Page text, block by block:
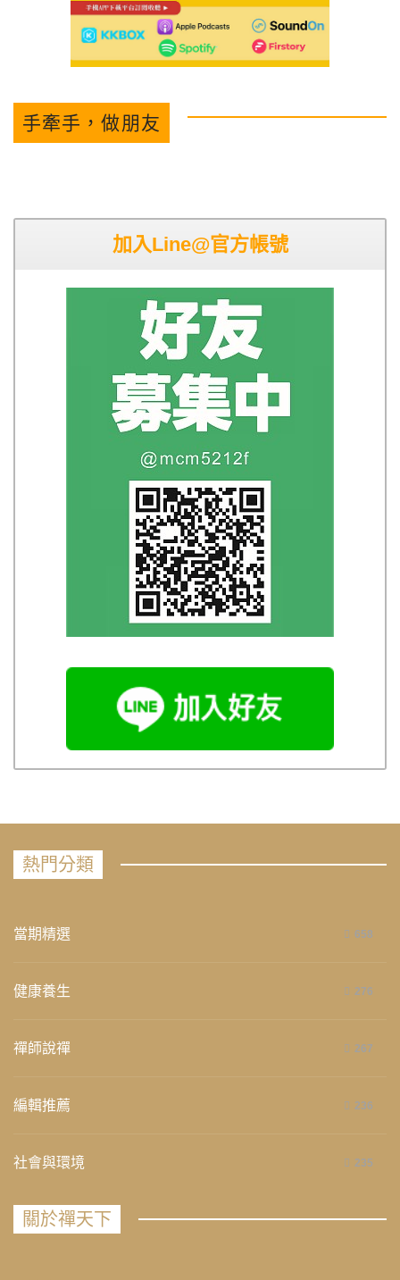
手牽手，做朋友
加入Line@官方帳號
熱門分類
當期精選 658
健康養生 276
禪師說禪 267
編輯推薦 236
社會與環境 235
關於禪天下